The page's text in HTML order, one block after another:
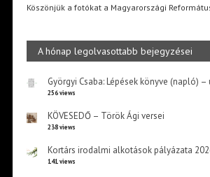
Köszönjük a fotókat a Magyarországi
A hónap legolvasottabb bejegyzései
Györgyi Csaba: Lépések könyve (napló)
256 views
KÖVESEDŐ – Török Ági versei
238 views
Kortárs irodalmi alkotások pályázata
141 views